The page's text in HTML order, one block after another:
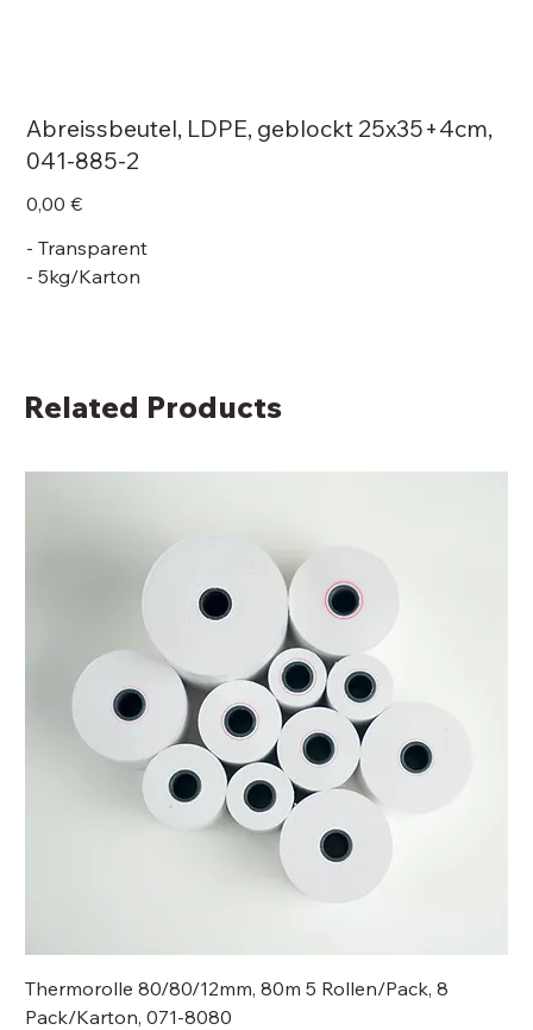
Abreissbeutel, LDPE, geblockt 25x35+4cm,
041-885-2
Price
0,00 €
- Transparent
- 5kg/Karton
Related Products
Thermorolle 80/80/12mm, 80m 5 Rollen/Pack, 8
Pack/Karton, 071-8080